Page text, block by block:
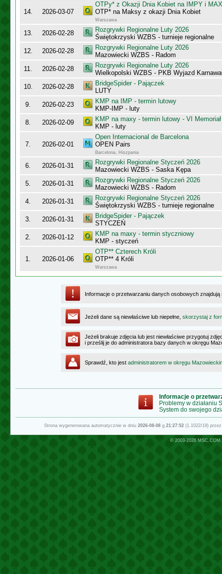
14. 2026-03-07
OTPy* z Okazji Dnia Kobiet na IMPY i
OTP* na Maksy z okazji Dnia Kobiet
Warszawa
13. 2026-02-28
Rozgrywki Regionalne Luty 2026
Świętokrzyski WZBS - turnieje regionalne
12.
2026-02-28
Rozgrywki Regionalne Luty 2026
Mazowiecki WZBS - Radom
11.
2026-02-28
Rozgrywki Regionalne Luty 2026
Wielkopolski WZBS - PKB Wyjazd
10.
2026-02-28
BridgeSpider - Pajączek
LUTY
9.
2026-02-23
KMP na IMP - termin lutowy
KMP-IMP - luty
8.
2026-02-09
KMP na maxy - termin lutowy - VI
KMP - luty
7. 2026-02-01
Open Internacional de Barcelona
OPEN Pairs
Barcelona, Hiszpania
6. 2026-01-31
Rozgrywki Regionalne Styczeń 2026
Mazowiecki WZBS - Saska Kępa
5.
2026-01-31
Rozgrywki Regionalne Styczeń 2026
Mazowiecki WZBS - Radom
4.
2026-01-31
Rozgrywki Regionalne Styczeń 2026
Świętokrzyski WZBS - turnieje regionalne
3.
2026-01-31
BridgeSpider - Pajączek
STYCZEŃ
2.
2026-01-12
KMP na maxy - termin styczniowy
KMP - styczeń
1. 2026-01-06
OTP** Czterech Króli
OTP** 4 Króli
Warszawa
Informacje o przetwarzaniu danych osobowych
Jeżeli dane są niewłaściwe lub niepełne, skorzystaj z
Jeżeli brakuje zdjęcia lub jest niewłaściwe przygotuj
i prześlij je do administratora bazy danych w okręgu
Sprawdź, kto jest administratorem w okręgu
Informacje o
Problemy w działaniu
System do swojego
Strona wygenerowana automatycznie w dniu 2026-08-08g.21:27:52(1.1022/19)
© 2003-2026